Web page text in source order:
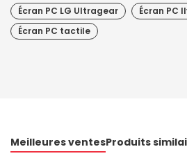
Écran PC LG Ultragear
Écran PC
Écran PC tactile
Meilleures ventesProduits